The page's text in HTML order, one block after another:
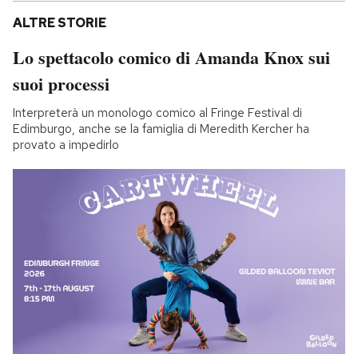
ALTRE STORIE
Lo spettacolo comico di Amanda Knox sui
suoi processi
Interpreterà un monologo comico al Fringe Festival di
Edimburgo, anche se la famiglia di Meredith Kercher ha
provato a impedirlo